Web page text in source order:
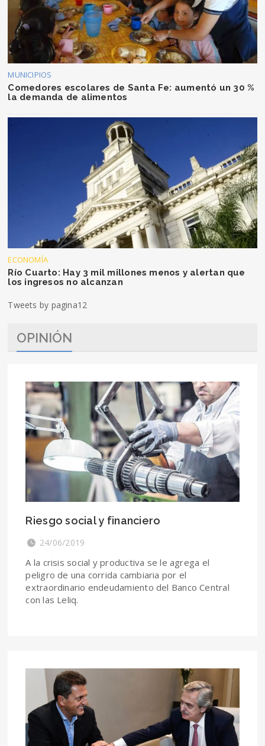
MUNICIPIOS
Comedores escolares de Santa Fe: aumentó un 30 %
la demanda de alimentos
ECONOMÍA
Río Cuarto: Hay 3 mil millones menos y alertan que
los ingresos no alcanzan
Tweets by pagina12
OPINIÓN
Riesgo social y financiero
24/06/2019
A la crisis social y productiva se le agrega el
peligro de una corrida cambiaria por el
extraordinario endeudamiento del Banco Central
con las Leliq.